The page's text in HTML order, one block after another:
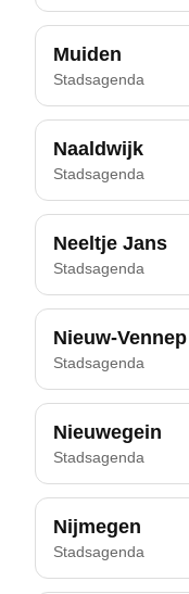
Muiden
Stadsagenda
Naaldwijk
Stadsagenda
Neeltje Jans
Stadsagenda
Nieuw-Vennep
Stadsagenda
Nieuwegein
Stadsagenda
Nijmegen
Stadsagenda